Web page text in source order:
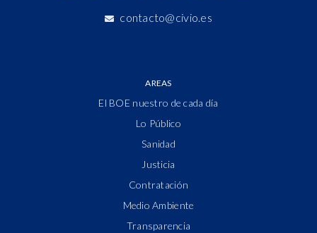
contacto@civio.es
AREAS
El BOE nuestro de cada día
Lo Público
Sanidad
Justicia
Contratación
Medio Ambiente
Transparencia